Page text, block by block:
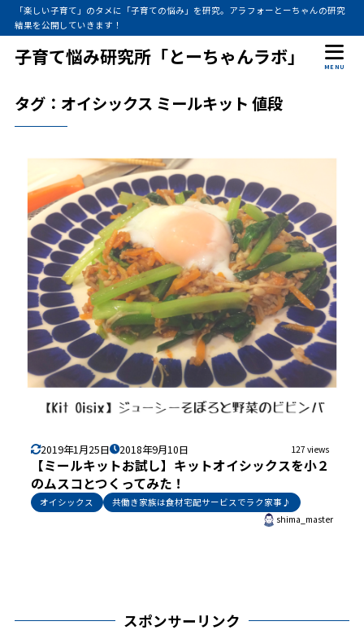
「楽しい子育て」のタメに「子育ての悩み」を研究。アラフォーとーちゃんの研究
結果を公開していきます！
子育て悩み研究所「とーちゃんラボ」 MENU
タグ：オイシックス ミールキット 値段
2019年1月25日 2018年9月10日 127 views
【ミールキットお試し】キットオイシックスを小２
のムスコとつくってみた！
オイシックス
共働き家族は食材宅配サービスでラク家事♪
shima_master
スポンサーリンク